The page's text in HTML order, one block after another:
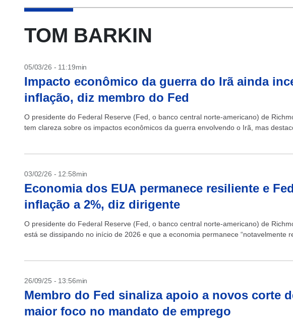
TOM BARKIN
05/03/26 - 11:19min
Impacto econômico da guerra do Irã ainda
inflação, diz membro do Fed
O presidente do Federal Reserve (Fed, o banco central norte-americano) de
tem clareza sobre os impactos econômicos da guerra envolvendo o Irã, mas
03/02/26 - 12:58min
Economia dos EUA permanece resiliente e
inflação a 2%, diz dirigente
O presidente do Federal Reserve (Fed, o banco central norte-americano) de
está se dissipando no início de 2026 e que a economia permanece “notavelmente
26/09/25 - 13:56min
Membro do Fed sinaliza apoio a novos corte
maior foco no mandato de emprego